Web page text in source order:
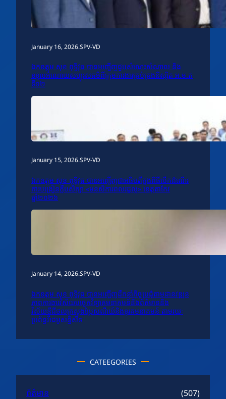
January 16, 2026.SPV-VD
ឯកឧត្តម សុខ ពុទ្ធិវុធ បានអញ្ជើញជួបសំណេះសំណាល និង
ទទួលអំណោយសប្បុរសធម៌ពីក្រុមការងារគ្រប់គ្រងនិស្សិត អ.ម.ត
ទី១២
January 15, 2026.SPV-VD
ឯកឧត្តម សុខ ពុទ្ធិវុធ បានអញ្ជើញជាអធិបតីក្នុងពិធីបើកដំណើរ
ការបង្រៀនក្លឹបសិក្សា «មនសិការពលរដ្ឋល្អ» ខេត្តតាកែវ
ឆ្នាំ២០២៦
January 14, 2026.SPV-VD
ឯកឧត្តម សុខ ពុទ្ធិវុធ បានអញ្ជើញដឹកនាំកិច្ចប្រជុំតាមដានវឌ្ឍន
ភាពការងារវិស័យបច្ចេកវិទ្យាគមនាគមន៍និងព័ត៌មាននិង
វិស័យឌីជីថលក្រសួងប្រៃសណីយ៍និងទូរគមនាគមន៍ តាមរយៈ
ប្រព័ន្ធវីដេអូសន្និសីទ
CATEEGORIES
ព័ត៌មាន
(507)